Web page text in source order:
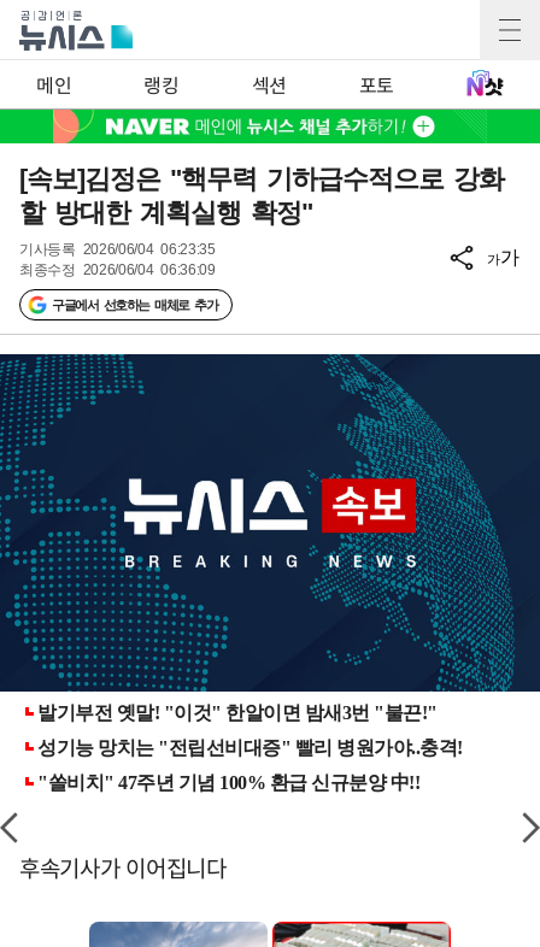
메인 랭킹 섹션 포토
[속보]김정은 "핵무력 기하급수적으로 강화
할 방대한 계획실행 확정"
기사등록 2026/06/04 06:23:35
최종수정 2026/06/04 06:36:09
구글에서 선호하는 매체로 추가
가가
후속기사가 이어집니다